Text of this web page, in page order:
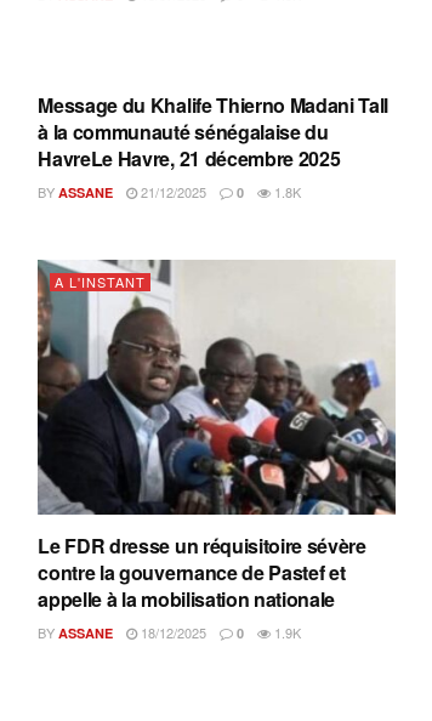
A L'INSTANT
Message du Khalife Thierno Madani Tall
à la communauté sénégalaise du
HavreLe Havre, 21 décembre 2025
BY ASSANE 21/12/2025 0 1.8K
A L'INSTANT
Le FDR dresse un réquisitoire sévère
contre la gouvernance de Pastef et
appelle à la mobilisation nationale
BY ASSANE 18/12/2025 0 1.9K